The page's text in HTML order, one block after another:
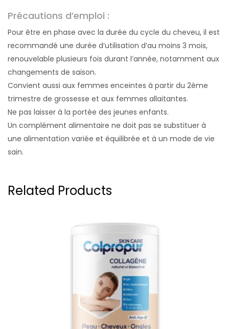
Précautions d’emploi :
Pour être en phase avec la durée du cycle du cheveu, il est
recommandé une durée d’utilisation d’au moins 3 mois,
renouvelable plusieurs fois durant l’année, notamment aux
changements de saison.
Convient aussi aux femmes enceintes à partir du 2ème
trimestre de grossesse et aux femmes allaitantes.
Ne pas laisser à la portée des jeunes enfants.
Un complément alimentaire ne doit pas se substituer à
une alimentation variée et équilibrée et à un mode de vie
sain.
Related Products